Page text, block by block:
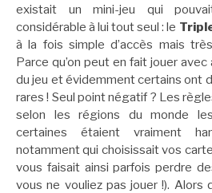
existait un mini-jeu qui
considérable à lui tout seul : le
à la fois simple d’accès mais
Parce qu’on peut en fait jouer
du jeu et évidemment certains ont
rares ! Seul point négatif ? Les
selon les régions du monde
certaines étaient vraiment
notamment qui choisissait vos
vous faisait ainsi parfois perdre
vous ne vouliez pas jouer !). Alors